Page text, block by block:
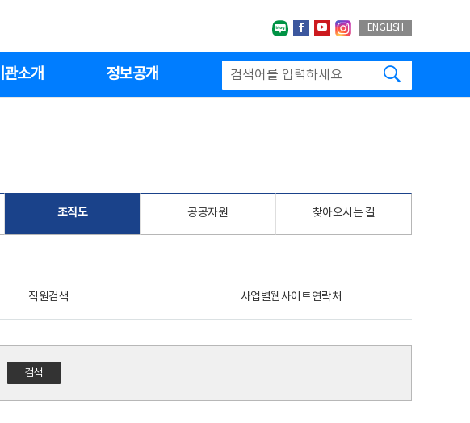
네이버블로그
페이스북
유투브인스타그랩
ENGLISH
관소개 정보공개
조직도 공공자원 찾아오시는 길
직원검색 사업별웹사이트연락처
검색